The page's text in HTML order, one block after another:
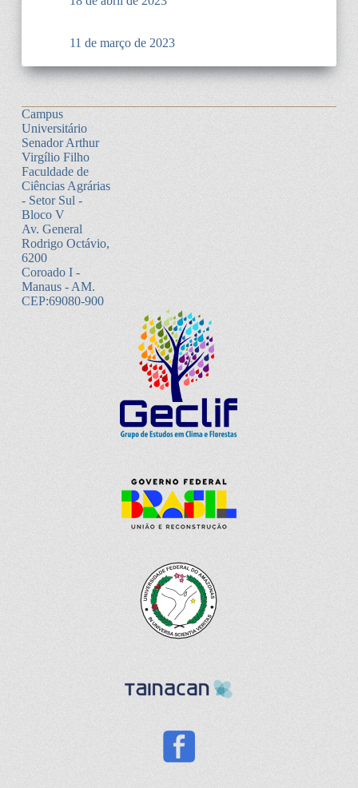
11 de março de 2023
Campus
Universitário
Senador Arthur
Virgílio Filho
Faculdade de
Ciências Agrárias
- Setor Sul -
Bloco V
Av. General
Rodrigo Octávio,
6200
Coroado I -
Manaus - AM.
CEP:69080-900